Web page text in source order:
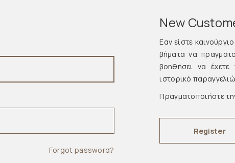
New
Εαν είστε
βήματα να
βοηθήσει να
ιστορικό
Πραγματοποιήστε
Register
Forgot password?